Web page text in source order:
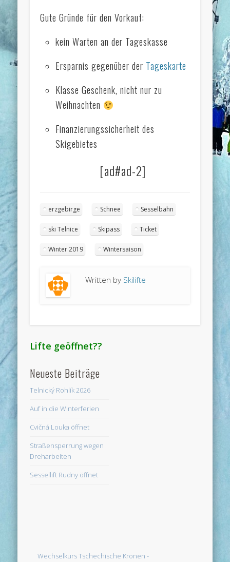
Gute Gründe für den Vorkauf:
kein Warten an der Tageskasse
Ersparnis gegenüber der Tageskarte
Klasse Geschenk, nicht nur zu
Weihnachten
Finanzierungssicherheit des
Skigebietes
[ad#ad-2]
erzgebirge Schnee Sesselbahn
ski Telnice Skipass Ticket
Winter 2019 Wintersaison
Written by Skilifte
Lifte geöffnet??
Neueste Beiträge
Telnický Rohlík 2026
Auf in die Winterferien
Cvičná Louka öffnet
Straßensperrung wegen
Dreharbeiten
Sessellift Rudny öffnet
Wechselkurs Tschechische Kronen -